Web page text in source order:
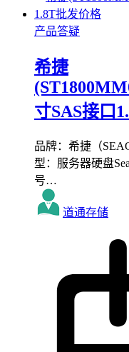
产品答疑
希捷
寸SAS接口
品牌：希捷（
型：服务器硬盘
号…
道通存储